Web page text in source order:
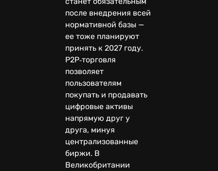
после внедрения всей
нормативной базы —
ее тоже планируют
принять к 2027 году.
P2P‑торговля
позволяет
пользователям
покупать и продавать
цифровые активы
напрямую друг у
друга, минуя
централизованные
биржи. В
Великобритании